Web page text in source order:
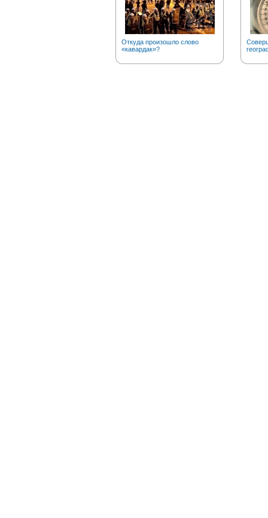
Откуда произошло слово
«кавардак»?